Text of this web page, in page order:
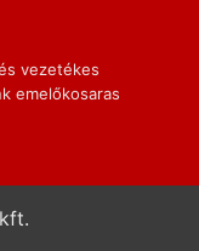
vezetékes
emelőkosaras